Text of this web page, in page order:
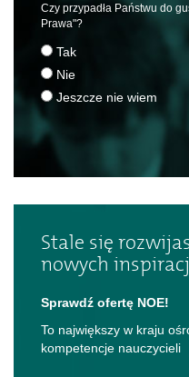
Czy przypadła Państwu do
Prawa"?
Tak
Nie
Jeszcze nie wiem
Stale się
nowych
Sprawdź ofertę NOE!
To największy w kraju
kompetencje nauczycieli